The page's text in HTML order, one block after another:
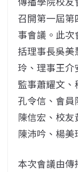
召開第一屆
事會議。此
括理事長吳美
玲、理事王介
監事蕭耀文
孔令信、會員
陳信宏、校友
陳沛吟、楊美
本次會議由